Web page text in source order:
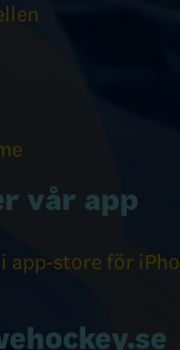
vår app
app-store för